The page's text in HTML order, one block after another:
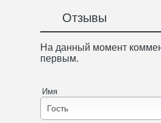
Отзывы
На данный момент
первым.
Имя